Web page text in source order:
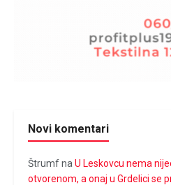
Novi komentari
Štrumfna U Leskovcu nema
otvorenom, a onaj u Grdelici se